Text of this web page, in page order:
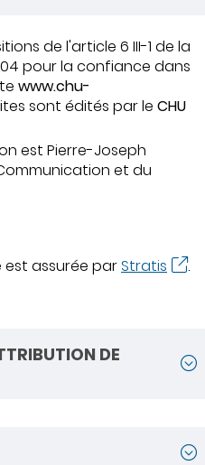
de l'article 6 III-1 de la
pour la confiance dans
www.chu-
sont édités par le CHU
est Pierre-Joseph
et du
assurée parStratis .
DE